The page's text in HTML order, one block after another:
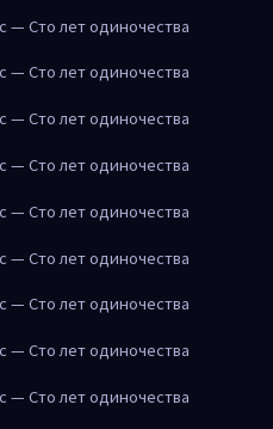
— Сто лет одиночества
— Сто лет одиночества
— Сто лет одиночества
— Сто лет одиночества
— Сто лет одиночества
— Сто лет одиночества
— Сто лет одиночества
— Сто лет одиночества
— Сто лет одиночества